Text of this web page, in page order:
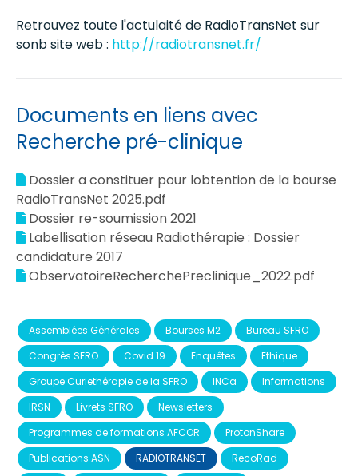
Retrouvez toute l'actulaité de RadioTransNet sur
sonb site web : http://radiotransnet.fr/
Documents en liens avec
Recherche pré-clinique
Dossier a constituer pour lobtention de la bourse
RadioTransNet 2025.pdf
Dossier re-soumission 2021
Labellisation réseau Radiothérapie : Dossier
candidature 2017
ObservatoireRecherchePreclinique_2022.pdf
Assemblées Générales Bourses M2
Bureau SFRO
Congrès SFRO
Covid 19 Enquêtes
Ethique
Groupe Curiethérapie de la SFRO
INCa
Informations
IRSN
Livrets SFRO
Newsletters
Programmes de formations AFCOR
ProtonShare
Publications ASN
RADIOTRANSET
RecoRad